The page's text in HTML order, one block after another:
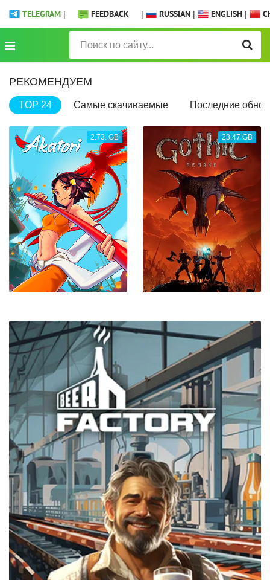
TELEGRAM | FEEDBACK | RUSSIAN | ENGLISH |
РЕКОМЕНДУЕМ
TOP 24 Самые скачиваемые Последние
2.73. GB 23.47 GB